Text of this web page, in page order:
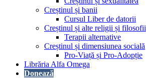
Creștinul și banii
Cursul Liber de datorii
Creștinul și alte religii și filosofii
Terapii alternative
Creștinul și dimensiunea socială
Pro-Viață și Pro-Adopție
Librăria Alfa Omega
Donează